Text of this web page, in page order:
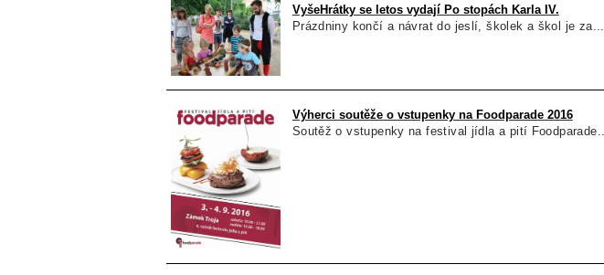
VyšeHrátky se letos vydají Po stopách Karla IV.
Prázdniny končí a návrat do jeslí, školek a škol je za...
Výherci soutěže o vstupenky na Foodparade 2016
Soutěž o vstupenky na festival jídla a pití Foodparade...